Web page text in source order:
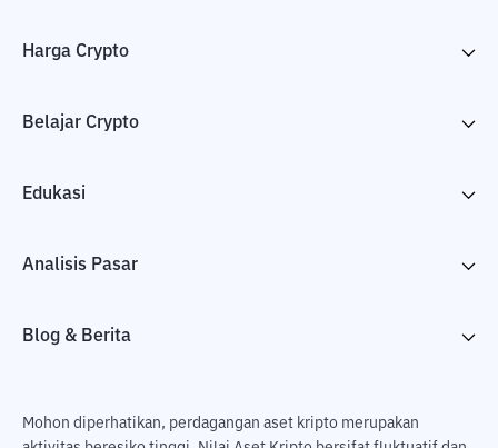
Harga Crypto
Belajar Crypto
Edukasi
Analisis Pasar
Blog & Berita
Mohon diperhatikan, perdagangan aset kripto merupakan